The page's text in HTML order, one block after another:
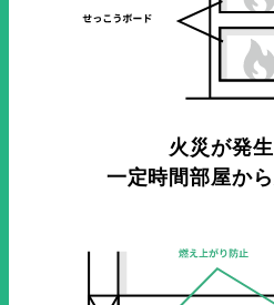
火災が発
一定時間部屋か